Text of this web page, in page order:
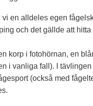
vi en alldeles egen
och det gällde att
korp i fotohörnan, en
i vanliga fall). I
(också med